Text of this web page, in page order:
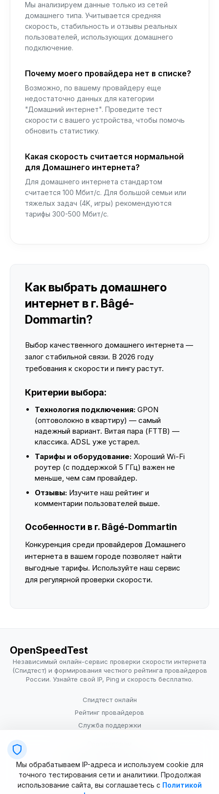
Мы анализируем данные только из сетей
домашнего типа. Учитывается средняя
скорость, стабильность и отзывы реальных
пользователей, использующих домашнего
подключение.
Почему моего провайдера нет в списке?
Возможно, по вашему провайдеру еще
недостаточно данных для категории
"Домашний интернет". Проведите тест
скорости с вашего устройства, чтобы помочь
обновить статистику.
Какая скорость считается нормальной
для Домашнего интернета?
Для домашнего интернета стандартом
считается 100 Мбит/с. Для большой семьи или
тяжелых задач (4K, игры) рекомендуются
тарифы 300-500 Мбит/с.
Как выбрать домашнего
интернет в г. Bâgé-
Dommartin?
Выбор качественного домашнего интернета —
залог стабильной связи. В 2026 году
требования к скорости и пингу растут.
Критерии выбора:
Технология подключения: GPON
(оптоволокно в квартиру) — самый
надежный вариант. Витая пара (FTTB) —
классика. ADSL уже устарел.
Тарифы и оборудование: Хороший Wi-Fi
роутер (с поддержкой 5 ГГц) важен не
меньше, чем сам провайдер.
Отзывы: Изучите наш рейтинг и
комментарии пользователей выше.
Особенности в г. Bâgé-Dommartin
Конкуренция среди провайдеров Домашнего
интернета в вашем городе позволяет найти
выгодные тарифы. Используйте наш сервис
для регулярной проверки скорости.
OpenSpeedTest
Независимый онлайн-сервис проверки скорости интернета
(Спидтест) и формирования честного рейтинга провайдеров
России. Узнайте свой IP, Ping и скорость бесплатно.
Спидтест онлайн
Рейтинг провайдеров
Служба поддержки
Условия использования
Мы обрабатываем IP-адреса и используем cookie для
точного тестирования сети и аналитики. Продолжая
использование сайта, вы соглашаетесь с Политикой